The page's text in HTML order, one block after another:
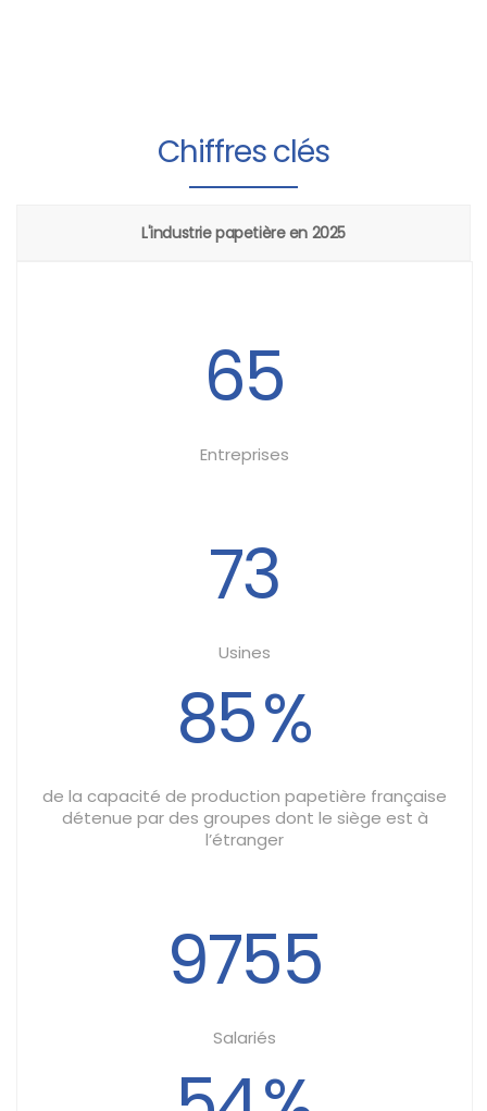
Chiffres clés
L'industrie papetière en 2025
65
Entreprises
73
Usines
85%
de la capacité de production papetière française
détenue par des groupes dont le siège est à
l’étranger
9755
Salariés